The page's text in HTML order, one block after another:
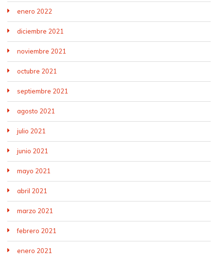
enero 2022
diciembre 2021
noviembre 2021
octubre 2021
septiembre 2021
agosto 2021
julio 2021
junio 2021
mayo 2021
abril 2021
marzo 2021
febrero 2021
enero 2021